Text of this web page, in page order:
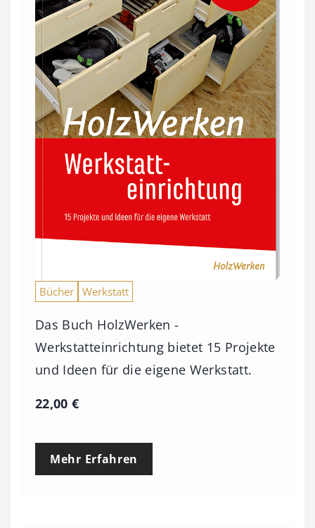
Bücher Werkstatt
Das Buch HolzWerken -
Werkstatteinrichtung bietet 15 Projekte
und Ideen für die eigene Werkstatt.
22,00€
Mehr Erfahren